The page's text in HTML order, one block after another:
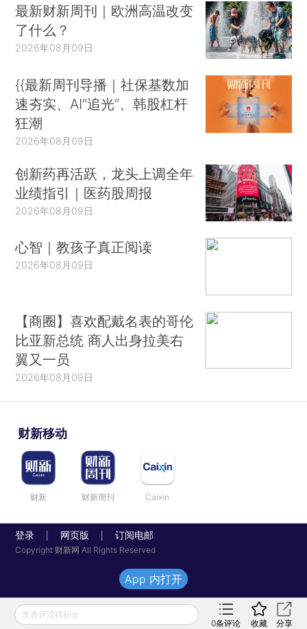
最新财新周刊｜欧洲高温改变
了什么？
2026年08月09日
{{最新周刊导播｜社保基数加
速夯实、AI“追光”、韩股杠杆
狂潮
2026年08月09日
创新药再活跃，龙头上调全年
业绩指引｜医药股周报
2026年08月09日
心智｜教孩子真正阅读
2026年08月09日
【商圈】喜欢配戴名表的哥伦
比亚新总统 商人出身拉美右
翼又一员
2026年08月09日
财新移动
财新 财新周刊 Caixin
登录 网页版 订阅电邮
Copyright 财新网 All Rights Reserved
发表评论得积分
0条评论 收藏 分享
App 内打开